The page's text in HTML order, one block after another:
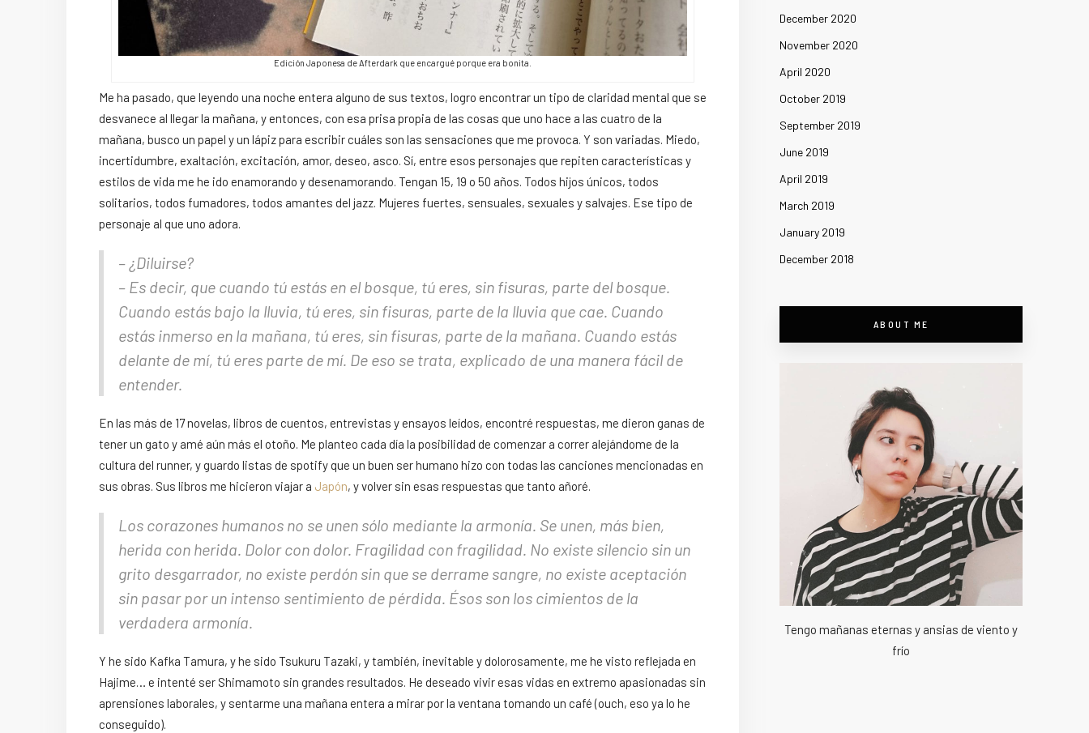
Edición Japonesa de Afterdark que encargué porque era bonita.
Me ha pasado, que leyendo una noche entera alguno de sus textos, logro encontrar un tipo de claridad mental que se
desvanece al llegar la mañana, y entonces, con esa prisa propia de las cosas que uno hace a las cuatro de la
mañana, busco un papel y un lápiz para escribir cuáles son las sensaciones que me provoca. Y son variadas. Miedo,
incertidumbre, exaltación, excitación, amor, deseo, asco. Sí, entre esos personajes que repiten características y
estilos de vida me he ido enamorando y desenamorando. Tengan 15, 19 o 50 años. Todos hijos únicos, todos
solitarios, todos fumadores, todos amantes del jazz. Mujeres fuertes, sensuales, sexuales y salvajes. Ese tipo de
personaje al que uno adora.
– ¿Diluirse?
– Es decir, que cuando tú estás en el bosque, tú eres, sin fisuras, parte del bosque.
Cuando estás bajo la lluvia, tú eres, sin fisuras, parte de la lluvia que cae. Cuando
estás inmerso en la mañana, tú eres, sin fisuras, parte de la mañana. Cuando estás
delante de mí, tú eres parte de mí. De eso se trata, explicado de una manera fácil de
entender.
En las más de 17 novelas, libros de cuentos, entrevistas y ensayos leídos, encontré respuestas, me dieron ganas de
tener un gato y amé aún más el otoño. Me planteo cada día la posibilidad de comenzar a correr alejándome de la
cultura del runner, y guardo listas de spotify que un buen ser humano hizo con todas las canciones mencionadas en
sus obras. Sus libros me hicieron viajar a Japón, y volver sin esas respuestas que tanto añoré.
Los corazones humanos no se unen sólo mediante la armonía. Se unen, más bien,
herida con herida. Dolor con dolor. Fragilidad con fragilidad. No existe silencio sin un
grito desgarrador, no existe perdón sin que se derrame sangre, no existe aceptación
sin pasar por un intenso sentimiento de pérdida. Ésos son los cimientos de la
verdadera armonía.
Y he sido Kafka Tamura, y he sido Tsukuru Tazaki, y también, inevitable y dolorosamente, me he visto reflejada en
Hajime… e intenté ser Shimamoto sin grandes resultados. He deseado vivir esas vidas en extremo apasionadas sin
aprensiones laborales, y sentarme una mañana entera a mirar por la ventana tomando un café (ouch, eso ya lo he
conseguido).
December 2020
November 2020
April 2020
October 2019
September 2019
June 2019
April 2019
March 2019
January 2019
December 2018
ABOUT ME
Tengo mañanas eternas y ansias de viento y
frío